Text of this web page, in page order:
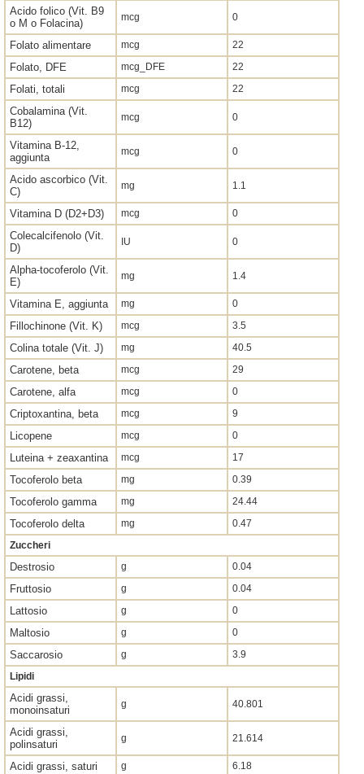
Acido folico (Vit. B9
o M o Folacina)
mcg 0
Folato alimentare mcg 22
Folato, DFE mcg_DFE 22
Folati, totali mcg 22
Cobalamina (Vit.
B12)
mcg 0
Vitamina B-12,
aggiunta
mcg 0
Acido ascorbico (Vit.
C)
mg 1.1
Vitamina D (D2+D3) mcg 0
Colecalcifenolo (Vit.
D)
IU 0
Alpha-tocoferolo (Vit.
E)
mg 1.4
Vitamina E, aggiunta mg 0
Fillochinone (Vit. K) mcg 3.5
Colina totale (Vit. J) mg 40.5
Carotene, beta mcg 29
Carotene, alfa mcg 0
Criptoxantina, beta mcg 9
Licopene mcg 0
Luteina + zeaxantina mcg 17
Tocoferolo beta mg 0.39
Tocoferolo gamma mg 24.44
Tocoferolo delta mg
0.47
Zuccheri
Destrosio g 0.04
Fruttosio g 0.04
Lattosio g 0
Maltosio g 0
Saccarosio g
3.9
Lipidi
Acidi grassi,
monoinsaturi
g 40.801
Acidi grassi,
polinsaturi
g 21.614
Acidi grassi, saturi g 6.18